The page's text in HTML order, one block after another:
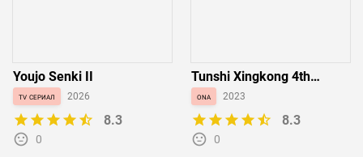
Youjo Senki II
tv сериал 2026
8.3
0
Tunshi Xingkong 4th
Season
ona 2023
8.3
0